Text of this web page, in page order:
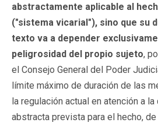
abstractamente aplicable al
("sistema vicarial"), sino que su
texto va a depender
peligrosidad del propio sujeto,
el Consejo General del Poder
límite máximo de duración de las
la regulación actual en atención a
abstracta prevista para el hecho,